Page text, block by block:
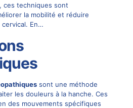
ces techniques sont
la mobilité et réduire
cervical. En…
sont une méthode
les douleurs à la hanche. Ces
des mouvements spécifiques